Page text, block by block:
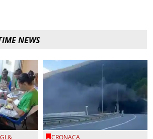
NEWS
& CRONACA